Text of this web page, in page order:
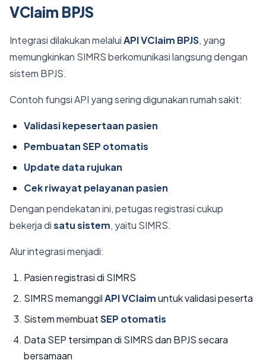
VClaim BPJS
Integrasi dilakukan melaluiAPI VClaim BPJS, yang
memungkinkan SIMRS berkomunikasi langsung dengan
sistem BPJS.
Contoh fungsi API yang sering digunakan rumah sakit:
Validasi kepesertaan pasien
Pembuatan SEP otomatis
Update data rujukan
Cek riwayat pelayanan pasien
Dengan pendekatan ini, petugas registrasi cukup
bekerja disatu sistem, yaitu SIMRS.
Alur integrasi menjadi:
Pasien registrasi di SIMRS
SIMRS memanggilAPI VClaimuntuk validasi peserta
Sistem membuatSEP otomatis
Data SEP tersimpan di SIMRS dan BPJS secara
bersamaan